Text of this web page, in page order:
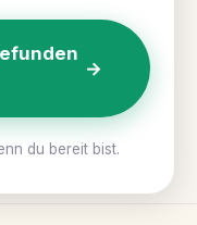
→
du bereit bist.